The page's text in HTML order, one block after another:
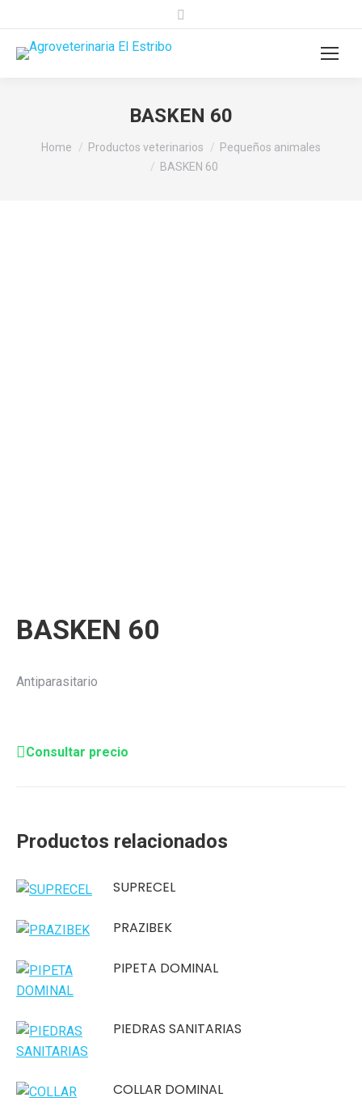
Search:
BASKEN 60
You are here:
Home Productos veterinarios
Pequeños animales
BASKEN 60
BASKEN 60
Antiparasitario
Consultar precio
Productos relacionados
SUPRECEL
PRAZIBEK
PIPETA DOMINAL
PIEDRAS SANITARIAS
COLLAR DOMINAL